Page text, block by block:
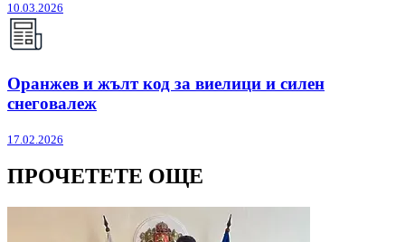
10.03.2026
Оранжев и жълт код за виелици и силен
снеговалеж
17.02.2026
ПРОЧЕТЕТЕ ОЩЕ